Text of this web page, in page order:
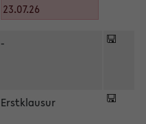
23.07.26
-
Erstklausur